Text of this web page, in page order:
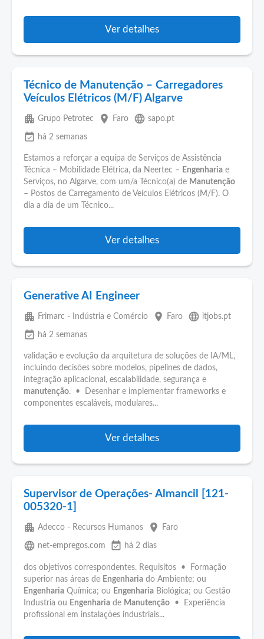
Ver detalhes
Técnico de Manutenção – Carregadores
Veículos Elétricos (M/F) Algarve
apartment Grupo Petrotec place Faro language sapo.pt
event_available há 2 semanas
Estamos a reforçar a equipa de Serviços de Assistência
Técnica – Mobilidade Elétrica, da Neertec – Engenharia e
Serviços, no Algarve, com um/a Técnico(a) de Manutenção
– Postos de Carregamento de Veículos Elétricos (M/F). O
dia a dia de um Técnico...
Ver detalhes
Generative AI Engineer
apartment Frimarc - Indústria e Comércio place Faro language itjobs.pt
event_available há 2 semanas
validação e evolução da arquitetura de soluções de IA/ML,
incluindo decisões sobre modelos, pipelines de dados,
integração aplicacional, escalabilidade, segurança e
manutenção. • Desenhar e implementar frameworks e
componentes escaláveis, modulares...
Ver detalhes
Supervisor de Operações- Almancil [121-
005320-1]
apartment Adecco - Recursos Humanos place Faro
language net-empregos.com event_available há 2 dias
dos objetivos correspondentes. Requisitos • Formação
superior nas áreas de Engenharia do Ambiente; ou
Engenharia Química; ou Engenharia Biológica; ou Gestão
Industria ou Engenharia de Manutenção • Experiência
profissional em instalações industriais...